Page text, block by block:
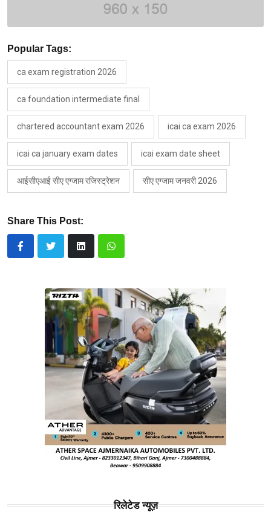
Popular Tags:
ca exam registration 2026
ca foundation intermediate final
chartered accountant exam 2026 icai ca exam 2026
icai ca january exam dates icai exam date sheet
आईसीएआई सीए एग्जाम रजिस्ट्रेशन सीए एग्जाम जनवरी 2026
Share This Post:
रिलेटेड न्यूज़